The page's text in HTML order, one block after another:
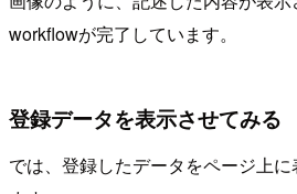
workflowが完了しています。
登録データを表示させてみる
では、登録したデータをページ上